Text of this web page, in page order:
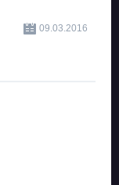
09.03.2016